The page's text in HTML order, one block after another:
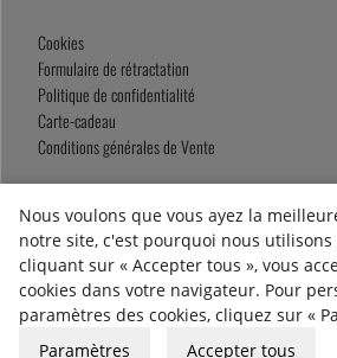
Cookies
Formulaire de rétractation
Politique de confidentialité
Carte-cadeau
Conditions générales de Vente
2026 KitchenLab AB
Nous voulons que vous ayez la
notre site, c'est pourquoi nous utilisons
cliquant sur « Accepter tous », vous
cookies dans votre navigateur. Pour
paramètres des cookies, cliquez sur «
Paramètres
Accepter tous